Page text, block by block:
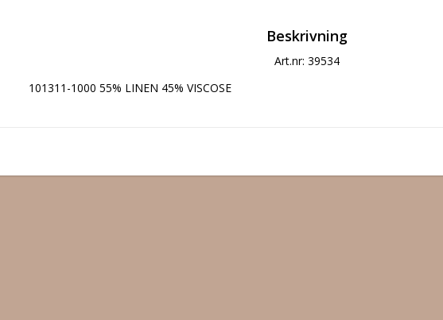
Beskrivning
Art.nr: 39534
101311-1000 55% LINEN 45% VISCOSE